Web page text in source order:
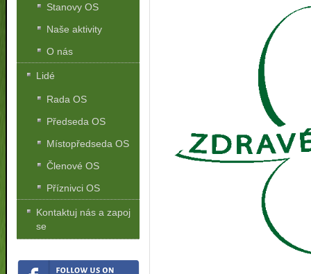
Stanovy OS
Naše aktivity
O nás
Lidé
Rada OS
Předseda OS
Místopředseda OS
Členové OS
Příznivci OS
Kontaktuj nás a zapoj
se